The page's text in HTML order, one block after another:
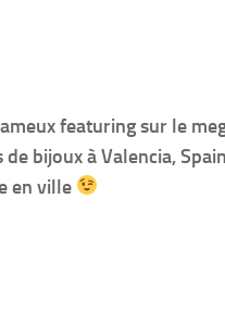
featuring sur le
bijoux à Valencia,
en ville